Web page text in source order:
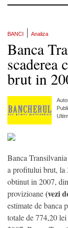
BANCI Analiza
Banca
scaderea
brut in
Banca
a profitului brut, la
obtinut in 2007,
provizioane(vezi
estimate de banca
totale de 774,20